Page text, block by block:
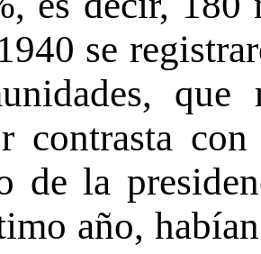
se
que
contrasta
de la
año,